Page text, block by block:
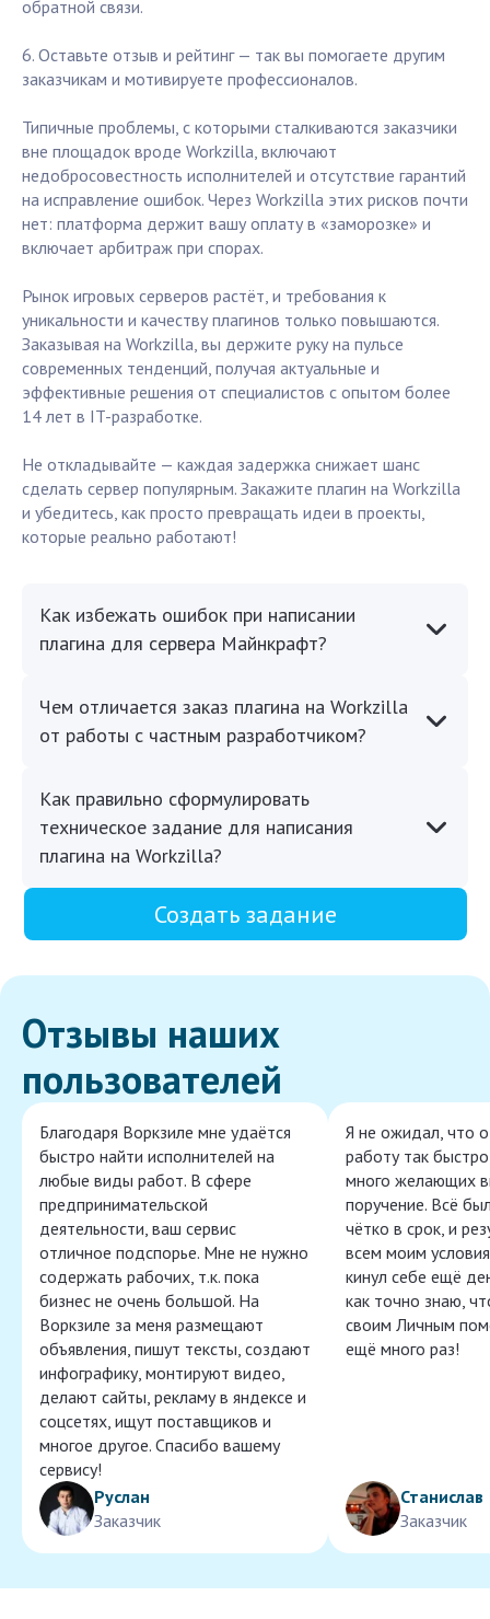
обратной связи.
6. Оставьте отзыв и рейтинг — так вы помогаете другим
заказчикам и мотивируете профессионалов.
Типичные проблемы, с которыми сталкиваются заказчики
вне площадок вроде Workzilla, включают
недобросовестность исполнителей и отсутствие гарантий
на исправление ошибок. Через Workzilla этих рисков почти
нет: платформа держит вашу оплату в «заморозке» и
включает арбитраж при спорах.
Рынок игровых серверов растёт, и требования к
уникальности и качеству плагинов только повышаются.
Заказывая на Workzilla, вы держите руку на пульсе
современных тенденций, получая актуальные и
эффективные решения от специалистов с опытом более
14 лет в IT-разработке.
Не откладывайте — каждая задержка снижает шанс
сделать сервер популярным. Закажите плагин на Workzilla
и убедитесь, как просто превращать идеи в проекты,
которые реально работают!
Как избежать ошибок при написании
плагина для сервера Майнкрафт?
Чем отличается заказ плагина на Workzilla
от работы с частным разработчиком?
Как правильно сформулировать
техническое задание для написания
плагина на Workzilla?
Создать задание
Отзывы наших
пользователей
Благодаря Воркзиле мне удаётся
быстро найти исполнителей на
любые виды работ. В сфере
предпринимательской
деятельности, ваш сервис
отличное подспорье. Мне не нужно
содержать рабочих, т.к. пока
бизнес не очень большой. На
Воркзиле за меня размещают
объявления, пишут тексты, создают
инфографику, монтируют видео,
делают сайты, рекламу в яндексе и
соцсетях, ищут поставщиков и
многое другое. Спасибо вашему
сервису!
Руслан
Заказчик
Я не ожидал, что
работу так
много желающих
поручение. Всё
чётко в срок, и
всем моим
кинул себе ещё
как точно знаю,
своим Личным
ещё много раз!
Станислав
Заказчик